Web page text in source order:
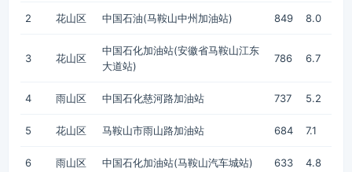
2 花山区 中国石油(马鞍山中州加油站) 849 8.0
3 花山区
中国石化加油站(安徽省马鞍山江东
大道站)
786 6.7
4 雨山区 中国石化慈河路加油站 737 5.2
5 花山区 马鞍山市雨山路加油站 684 7.1
6 雨山区 中国石化加油站(马鞍山汽车城站) 633 4.8